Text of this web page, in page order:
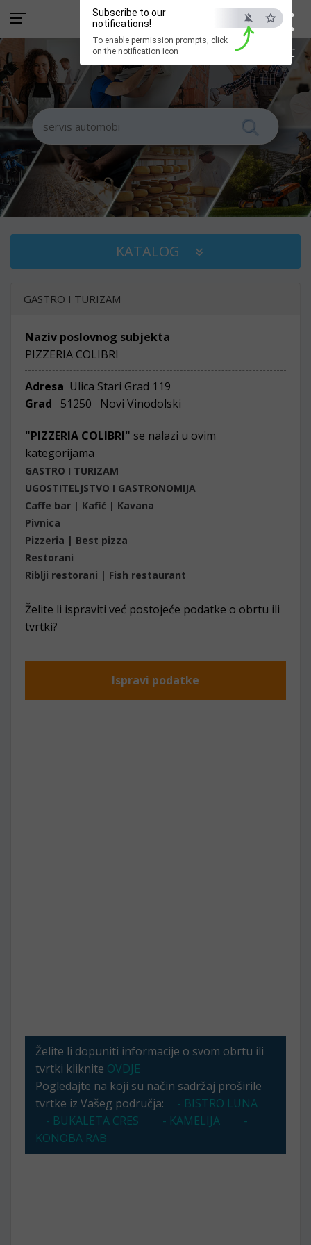
×
ESC
Subscribe to our
notifications!
To enable permission prompts, click
on the notification icon
KATALOG
GASTRO I TURIZAM
Naziv poslovnog subjekta
PIZZERIA COLIBRI
Adresa Ulica Stari Grad 119
Grad
51250 Novi Vinodolski
"PIZZERIA COLIBRI" se nalazi u ovim
kategorijama
GASTRO I TURIZAM
UGOSTITELJSTVO I GASTRONOMIJA
Caffe bar | Kafić | Kavana
Pivnica
Pizzeria | Best pizza
Restorani
Riblji restorani | Fish restaurant
Želite li ispraviti već postojeće podatke o obrtu ili
tvrtki?
Ispravi podatke
Želite li dopuniti informacije o svom obrtu ili
tvrtki kliknite OVDJE
Pogledajte na koji su način sadržaj proširile
tvrtke iz Vašeg područja:
- BISTRO LUNA
- BUKALETA CRES
- KAMELIJA
-
KONOBA RAB